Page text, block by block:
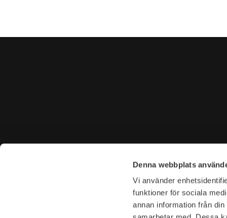
Denna webbplats
Vi använder
funktioner för sociala
annan information från
E-mail. info@garderoben.se
113 59
Opening